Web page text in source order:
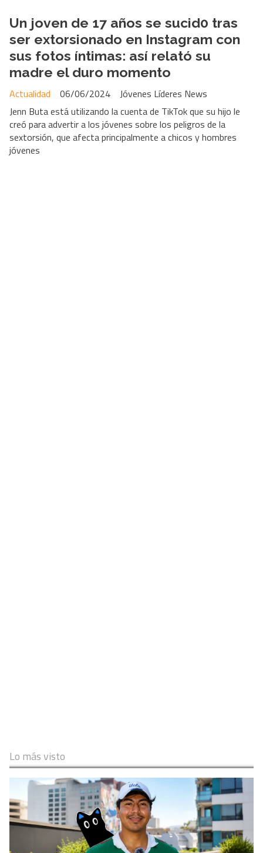
Un joven de 17 años se sucid0 tras
ser extorsionado en Instagram con
sus fotos íntimas: así relató su
madre el duro momento
Jóvenes Líderes News
Actualidad
06/06/2024
Jenn Buta está utilizando la cuenta de TikTok que su hijo le
creó para advertir a los jóvenes sobre los peligros de la
sextorsión, que afecta principalmente a chicos y hombres
jóvenes
Lo más visto